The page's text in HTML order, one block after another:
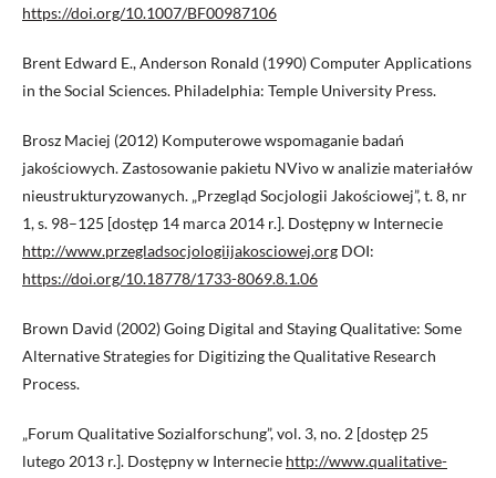
https://doi.org/10.1007/BF00987106
Brent Edward E., Anderson Ronald (1990) Computer Applications
in the Social Sciences. Philadelphia: Temple University Press.
Brosz Maciej (2012) Komputerowe wspomaganie badań
jakościowych. Zastosowanie pakietu NVivo w analizie materiałów
nieustrukturyzowanych. „Przegląd Socjologii Jakościowej”, t. 8, nr
1, s. 98–125 [dostęp 14 marca 2014 r.]. Dostępny w Internecie
http://www.przegladsocjologiijakosciowej.org DOI:
https://doi.org/10.18778/1733-8069.8.1.06
Brown David (2002) Going Digital and Staying Qualitative: Some
Alternative Strategies for Digitizing the Qualitative Research
Process.
„Forum Qualitative Sozialforschung”, vol. 3, no. 2 [dostęp 25
lutego 2013 r.]. Dostępny w Internecie http://www.qualitative-